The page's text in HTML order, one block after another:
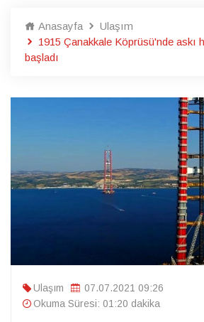
Anasayfa
Ulaşım
1915 Çanakkale Köprüsü'nde askı
başladı
Ulaşım
07.07.2021 09:26
Okuma Süresi: 01:20 dakika